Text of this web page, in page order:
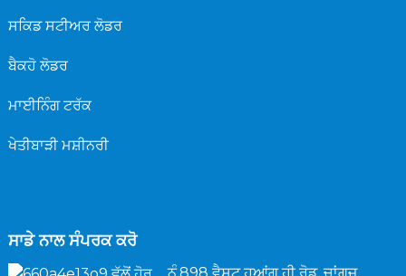
ਸਕਿਡ ਸਟੀਅਰ ਲੋਡਰ
ਬੈਕਹੋ ਲੋਡਰ
ਮਾਈਨਿੰਗ ਟਰੱਕ
ਖੇਤੀਬਾੜੀ ਮਸ਼ੀਨਰੀ
ਸਾਡੇ ਨਾਲ ਸੰਪਰਕ ਕਰੋ